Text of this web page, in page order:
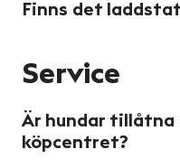
Finns det
Service
Är hundar tillåtna
köpcentret?